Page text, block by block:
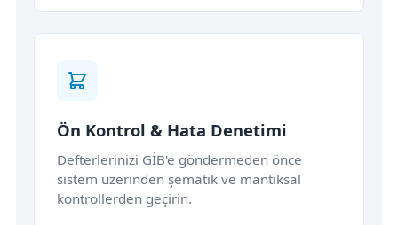
Ön Kontrol & Hata Denetimi
Defterlerinizi GİB'e göndermeden önce
sistem üzerinden şematik ve mantıksal
kontrollerden geçirin.